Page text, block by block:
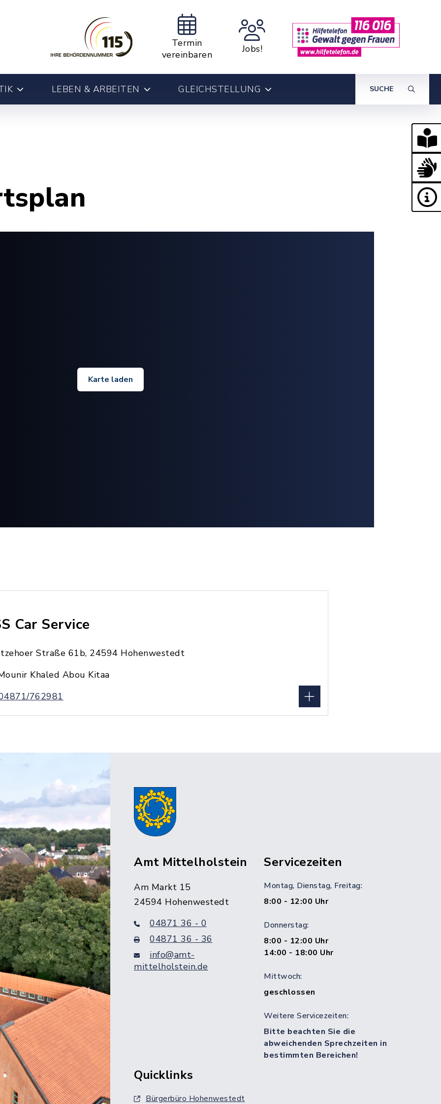
Termin
vereinbaren
Jobs!
LEBEN & ARBEITEN GLEICHSTELLUNG SUCHE
Karte laden
Car Service
Straße 61b, 24594 Hohenwestedt
Khaled Abou Kitaa
762981
Amt Mittelholstein
Am Markt 15
24594 Hohenwestedt
04871 36 - 0
04871 36 - 36
info@amt-
mittelholstein.de
Servicezeiten
Montag, Dienstag, Freitag:
8:00 - 12:00 Uhr
Donnerstag:
8:00 - 12:00 Uhr
14:00 - 18:00 Uhr
Mittwoch:
geschlossen
Weitere Servicezeiten:
Bitte beachten Sie die
abweichenden Sprechzeiten in
bestimmten Bereichen!
Quicklinks
Bürgerbüro Hohenwestedt